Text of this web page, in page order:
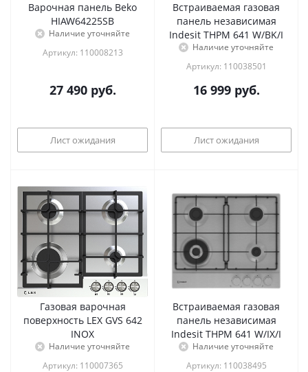
Варочная панель Beko
HIAW64225SB
Наличие уточняйте
Артикул: 110008213
27 490руб.
Лист ожидания
Встраиваемая газовая
панель независимая
Indesit THPM 641 W/BK/I
Наличие уточняйте
Артикул: 110038501
16 999руб.
Лист ожидания
Газовая варочная
поверхность LEX GVS 642
INOX
Наличие уточняйте
Артикул: 110007365
Встраиваемая газовая
панель независимая
Indesit THPM 641 W/IX/I
Наличие уточняйте
Артикул: 110038495